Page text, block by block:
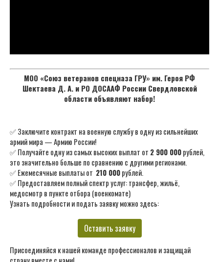
МОО «Союз ветеранов спецназа ГРУ» им. Героя РФ
Шектаева Д. А. и РО ДОСААФ России Свердловской
области объявляют набор!
✅ Заключите контракт на военную службу в одну из сильнейших
армий мира — Армию России!
✅ Получайте одну из самых высоких выплат от 2 900 000рублей,
это значительно больше по сравнению с другими регионами.
✅ Ежемесячные выплаты от 210 000рублей.
✅ Предоставляем полный спектр услуг: трансфер, жильё,
медосмотр в пункте отбора (военкомате)
Узнать подробности и подать заявку можно здесь:
Оставить заявку
Присоединяйся к нашей команде профессионалов и защищай